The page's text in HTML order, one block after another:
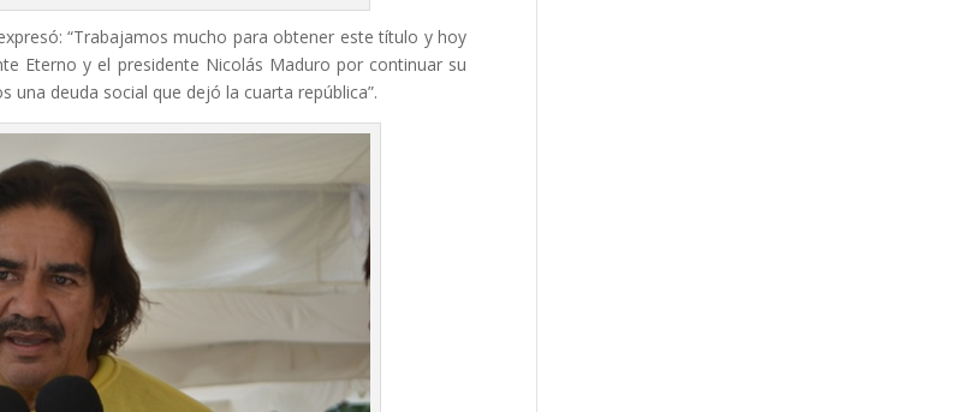
“Trabajamos mucho para obtener este título y hoy
Eterno y el presidente Nicolás Maduro por continuar su
deuda social que dejó la cuarta república”.